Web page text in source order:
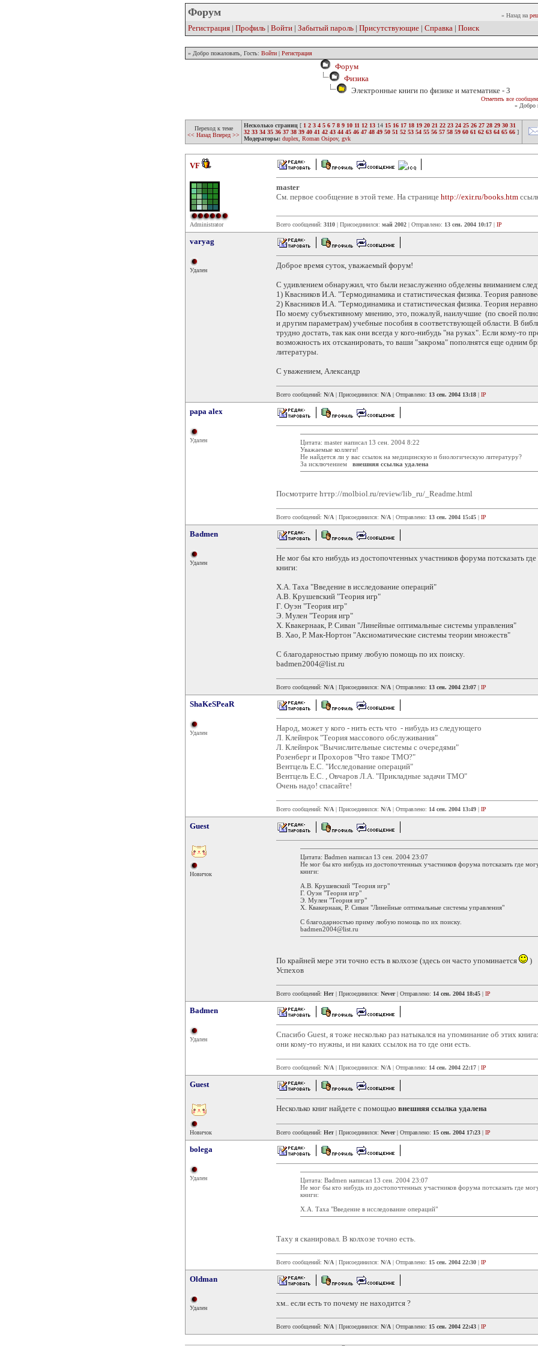
Форум » Назад на
Регистрация | Профиль | Войти | Забытый пароль | Присутствующие | Справка | Поиск
» Добро пожаловать, Гость: Войти | Регистрация
Форум
Физика
Электронные книги по физике и математике - 3
Отметить все
» Добро
Переход к теме
<< Назад Вперед >>
Несколько страниц [ 1 2 3 4 5 6 7 8 9 10 11 12 13 14 15 16 17 18 19 20 21 22 23 24 25 26 27 28 29 30 31
32 33 34 35 36 37 38 39 40 41 42 43 44 45 46 47 48 49 50 51 52 53 54 55 56 57 58 59 60 61 62 63 64 65 66 ]
Модераторы: duplex Roman Osipov, gvk
VF
Administrator
master
См. первое сообщение в этой теме. На странице http://exir.ru/books.htm
Всего сообщений: 3110 | Присоединился: май 2002 | Отправлено: 13 сен. 2004 10:17 | IP
varyag
Удален
Доброе время суток, уважаемый форум!
С удивлением обнаружил, что были незаслуженно обделены вниманием
1) Квасников И.А. "Термодинамика и статистическая физика. Теория
2) Квасников И.А. "Термодинамика и статистическая физика. Теория
По моему субъективному мнению, это, пожалуй, наилучшие (по своей
и другим параметрам) учебные пособия в соответствующей области. В
трудно достать, так как они всегда у кого-нибудь "на руках". Если кому-то
возможность их отсканировать, то ваши "закрома" пополнятся еще одним
литературы.
С уважением, Александр
Всего сообщений: N/A | Присоединился: N/A | Отправлено: 13 сен. 2004 13:18 | IP
papa alex
Удален
Цитата: master написал 13 сен. 2004 8:22
Уважаемые коллеги!
Не найдется ли у вас ссылок на медицинскую и биологическую литературу?
За исключением внешняя ссылка удалена
Посмотрите hттp://molbiol.ru/review/lib_ru/_Readme.html
Всего сообщений: N/A | Присоединился: N/A | Отправлено: 13 сен. 2004 15:45 | IP
Badmen
Удален
Не мог бы кто нибудь из достопочтенных участников форума потсказать
книги:
Х.А. Таха "Введение в исследование операций"
А.В. Крушевский "Теория игр"
Г. Оуэн "Теория игр"
Э. Мулен "Теория игр"
Х. Квакернаак, Р. Сиван "Линейные оптимальные системы управления"
В. Хао, Р. Мак-Нортон "Аксиоматические системы теории множеств"
С благодарностью приму любую помощь по их поиску.
badmen2004@list.ru
Всего сообщений: N/A | Присоединился: N/A | Отправлено: 13 сен. 2004 23:07 | IP
ShaKeSPeaR
Удален
Народ, может у кого - нить есть что - нибудь из следующего
Л. Клейнрок "Теория массового обслуживания"
Л. Клейнрок "Вычислительные системы с очередями"
Розенберг и Прохоров "Что такое ТМО?"
Вентцель Е.С. "Исследование операций"
Вентцель Е.С. , Овчаров Л.А. "Прикладные задачи ТМО"
Очень надо! спасайте!
Всего сообщений: N/A | Присоединился: N/A | Отправлено: 14 сен. 2004 13:49 | IP
Guest
Новичок
Цитата: Badmen написал 13 сен. 2004 23:07
Не мог бы кто нибудь из достопочтенных участников форума потсказать где
книги:
А.В. Крушевский "Теория игр"
Г. Оуэн "Теория игр"
Э. Мулен "Теория игр"
Х. Квакернаак, Р. Сиван "Линейные оптимальные системы управления"
С благодарностью приму любую помощь по их поиску.
badmen2004@list.ru
По крайней мере эти точно есть в колхозе (здесь он часто упоминается
)
Успехов
Всего сообщений: Нет | Присоединился: Never| Отправлено: 14 сен. 2004 18:45 | IP
Badmen
Удален
Спасибо Guest, я тоже несколько раз натыкался на упоминание об этих
они кому-то нужны, и ни каких ссылок на то где они есть.
Всего сообщений: N/A | Присоединился: N/A | Отправлено: 14 сен. 2004 22:17 | IP
Guest
Новичок
Несколько книг найдете с помощью внешняя ссылка удалена
Всего сообщений: Нет | Присоединился: Never| Отправлено: 15 сен. 2004 17:23 | IP
bolega
Удален
Цитата: Badmen написал 13 сен. 2004 23:07
Не мог бы кто нибудь из достопочтенных участников форума потсказать где
книги:
Х.А. Таха "Введение в исследование операций"
Таху я сканировал. В колхозе точно есть.
Всего сообщений: N/A | Присоединился: N/A | Отправлено: 15 сен. 2004 22:30 | IP
Oldman
Удален
хм.. если есть то почему не находится ?
Всего сообщений: N/A | Присоединился: N/A | Отправлено: 15 сен. 2004 22:43 | IP